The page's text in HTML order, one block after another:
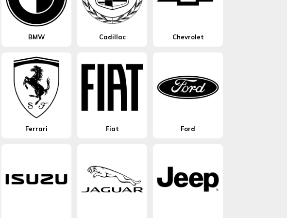
BMW Cadillac Chevrolet
Ferrari Fiat Ford